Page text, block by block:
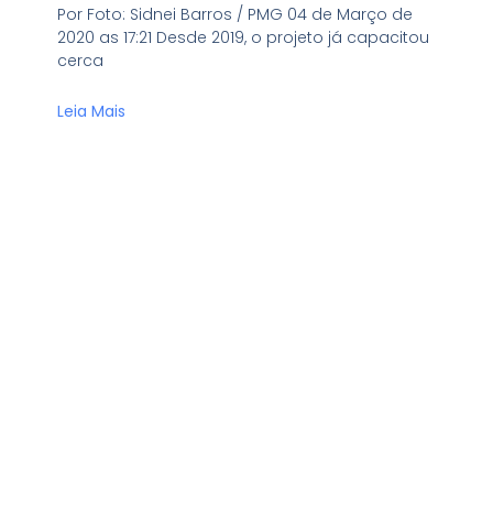
deficiência e idosos
Por Foto: Sidnei Barros / PMG 04 de Março de
2020 as 17:21 Desde 2019, o projeto já capacitou
cerca
Leia Mais